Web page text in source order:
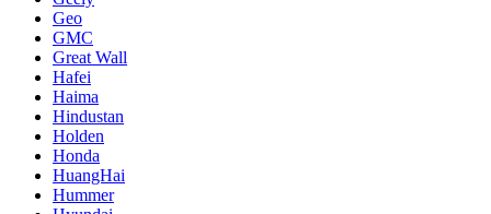
Geo
GMC
Great Wall
Hafei
Haima
Hindustan
Holden
Honda
HuangHai
Hummer